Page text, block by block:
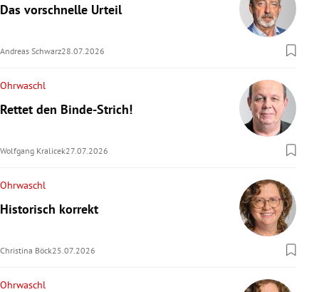
Das vorschnelle Urteil
Andreas Schwarz28.07.2026
Ohrwaschl
Rettet den Binde-Strich!
Wolfgang Kralicek27.07.2026
Ohrwaschl
Historisch korrekt
Christina Böck25.07.2026
Ohrwaschl